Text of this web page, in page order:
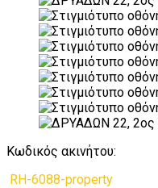
Κωδικός ακινήτου:
RH-6088-property